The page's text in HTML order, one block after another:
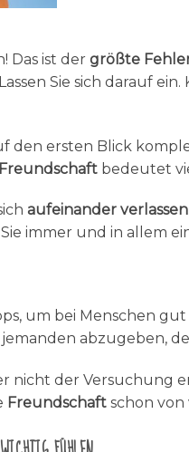
Das ist der größte
Sie sich darauf
den ersten Blick
Freundschaft bedeutet
aufeinander verlassen
immer und in allem
um bei Menschen
abzugeben,
nicht der Versuchung
Freundschaft schon